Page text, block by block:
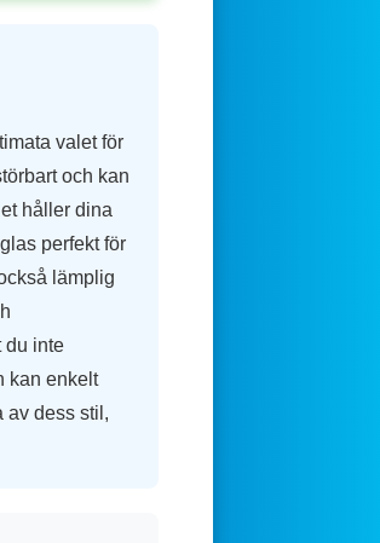
valet för
och kan
håller dina
perfekt för
lämplig
du inte
kan enkelt
av dess stil,